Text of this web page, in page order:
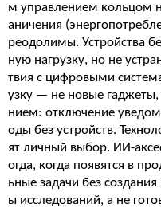
м управлением кольцом
аничения
реодолимы. Устройства
ную нагрузку, но не
твия с цифровыми
узку — не новые
нием: отключение
оды без устройств.
ят личный выбор. ИИ-
огда, когда появятся в
ьные задачи без
ы исследований, а не